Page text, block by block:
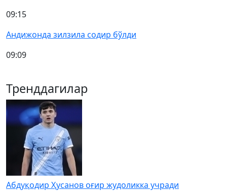
09:15
Андижонда зилзила содир бўлди
09:09
Тренддагилар
Абдуқодир Ҳусанов оғир жудоликка учради